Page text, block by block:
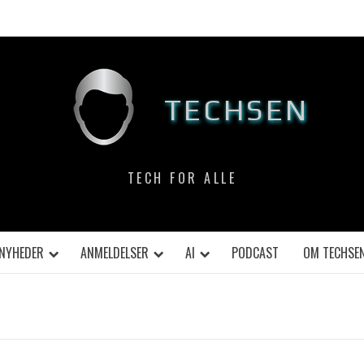
TECHSEN
TECH FOR ALLE
NYHEDER ANMELDELSER AI PODCAST OM